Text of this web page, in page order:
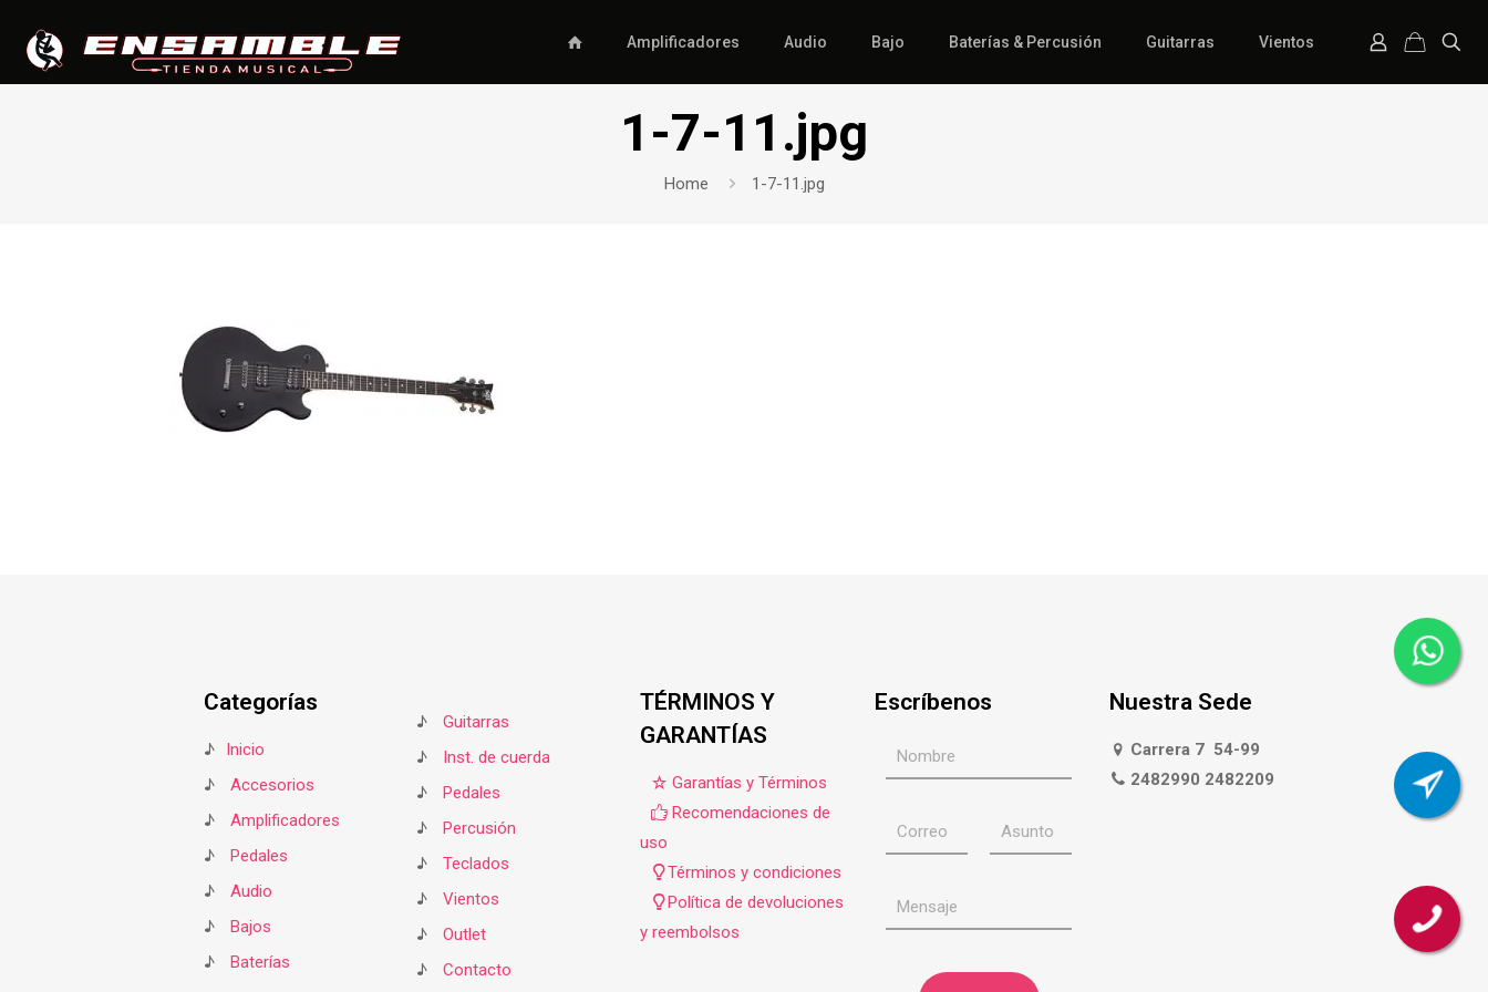
Amplificadores Audio Bajo Baterías & Percusión Guitarras Vientos
1-7-11.jpg
Home 1-7-11.jpg
Categorías
♪
Inicio
♪
Accesorios
♪
Amplificadores
♪
Pedales
♪
Audio
♪
Bajos
♪
Baterías
♪
Guitarras
♪
Inst. de cuerda
♪
Pedales
♪
Percusión
♪
Teclados
♪
Vientos
♪
Outlet
♪
Contacto
TÉRMINOS Y
GARANTÍAS
Garantías y Términos
Recomendaciones de
uso
Términos y condiciones
Política de devoluciones
y reembolsos
Escríbenos Nuestra Sede
Carrera 7 54-99
2482990 2482209